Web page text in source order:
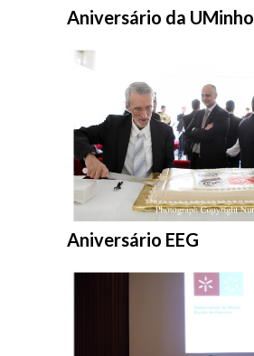
Entrar na pasta:
Aniversário da UMinho
Entrar na pasta:
Aniversário EEG